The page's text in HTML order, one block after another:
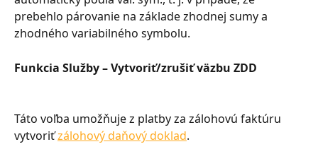
prebehlo párovanie na základe zhodnej sumy a
zhodného variabilného symbolu.
Funkcia Služby – Vytvoriť/zrušiť väzbu ZDD
Táto voľba umožňuje z platby za zálohovú faktúru
vytvoriť zálohový daňový doklad.